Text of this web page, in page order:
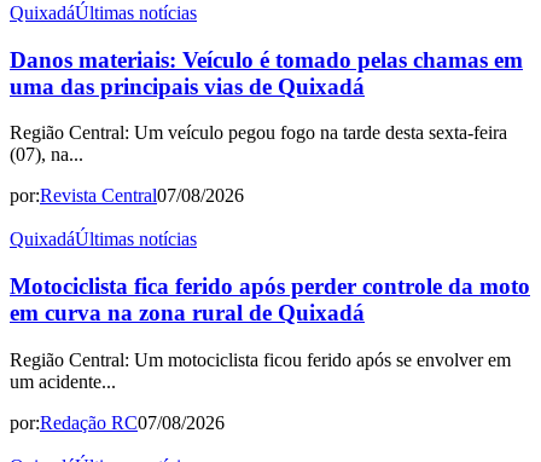
QuixadáÚltimas notícias
Danos materiais: Veículo é tomado pelas chamas em
uma das principais vias de Quixadá
Região Central: Um veículo pegou fogo na tarde desta sexta-feira
(07), na...
por:Revista Central07/08/2026
QuixadáÚltimas notícias
Motociclista fica ferido após perder controle da moto
em curva na zona rural de Quixadá
Região Central: Um motociclista ficou ferido após se envolver em
um acidente...
por:Redação RC07/08/2026